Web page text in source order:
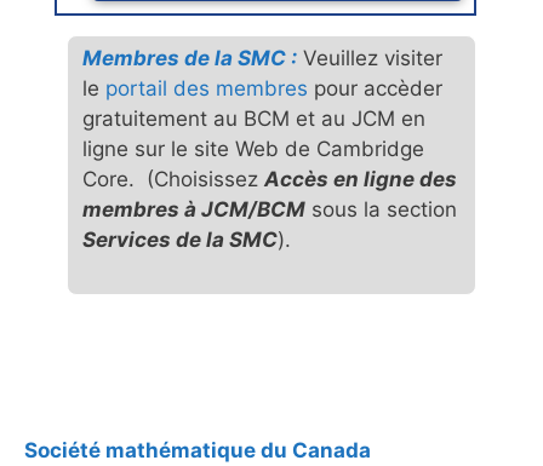
Membres de la SMC : Veuillez visiter
le portail des membres pour accèder
gratuitement au BCM et au JCM en
ligne sur le site Web de Cambridge
Core. (Choisissez Accès en ligne des
membres à JCM/BCM sous la section
Services de la SMC).
Société mathématique du Canada